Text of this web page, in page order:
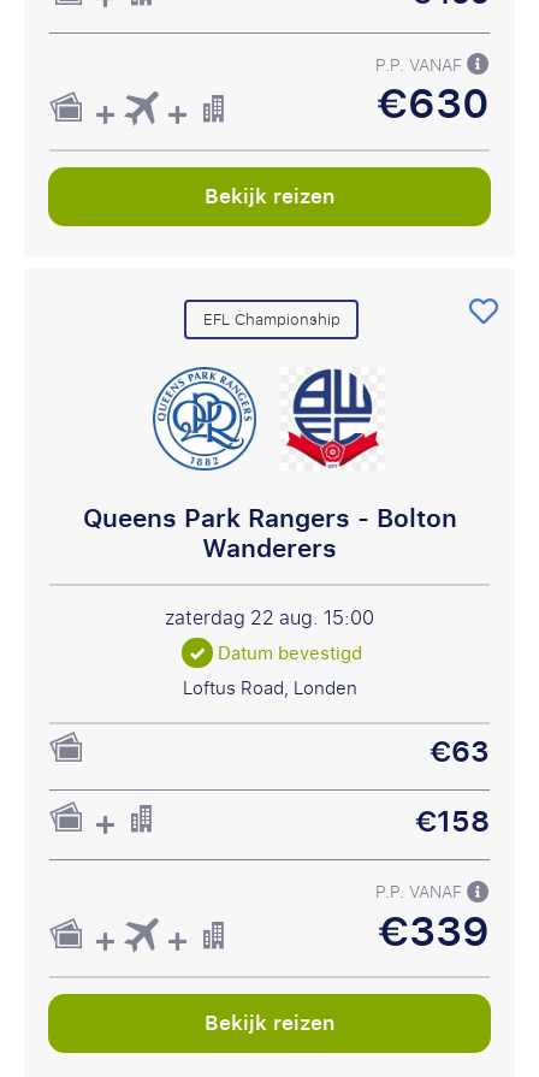
P.P. VANAF
€630
Bekijk reizen
EFL Championship
Queens Park Rangers - Bolton
Wanderers
zaterdag 22 aug. 15:00
Datum bevestigd
Loftus Road, Londen
€63
€158
P.P. VANAF
€339
Bekijk reizen